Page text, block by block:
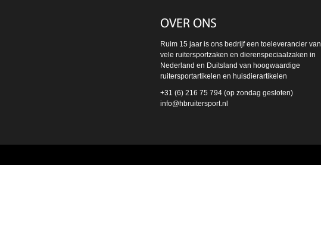
OVER ONS
Ruim 15 jaar is ons bedrijf een toeleverancier van
vele ruitersportzaken en dierenspeciaalzaken in
Nederland en Duitsland van hoogwaardige
ruitersportartikelen en huisdierartikelen
+31 (6) 216 75 794 (op zondag gesloten)
info@hbruitersport.nl